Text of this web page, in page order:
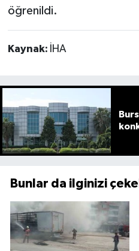
öğrenildi.
Kaynak: İHA
Bunlar da ilginizi